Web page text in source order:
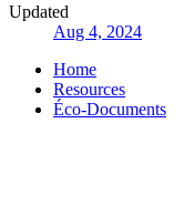
Updated
Aug 4, 2024
Home
Resources
Éco-Documents